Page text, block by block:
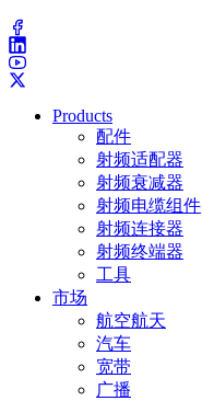
Products
配件
射频适配器
射频衰减器
射频电缆组件
射频连接器
射频终端器
工具
市场
航空航天
汽车
宽带
广播